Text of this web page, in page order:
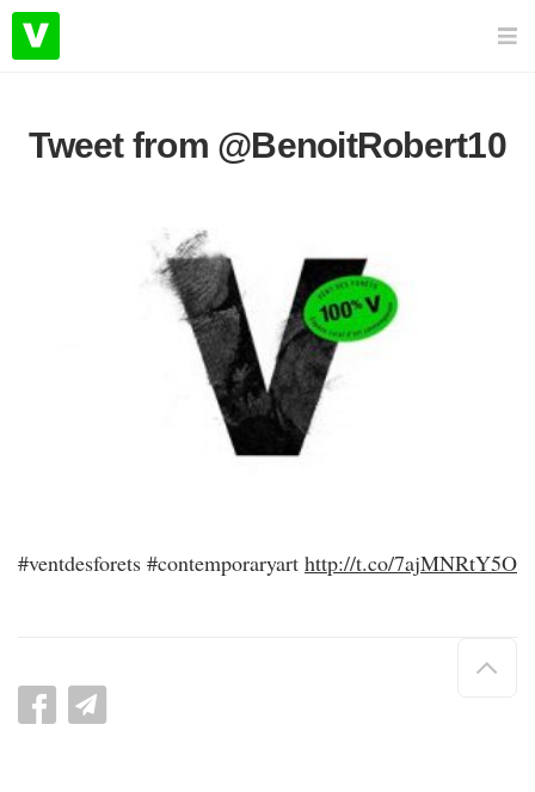
Tweet from @BenoitRobert10
#ventdesforets #contemporaryart http://t.co/7ajMNRtY5O
de